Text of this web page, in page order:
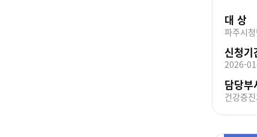
대 상
파주시청
신청기
2026-
담당부
건강증